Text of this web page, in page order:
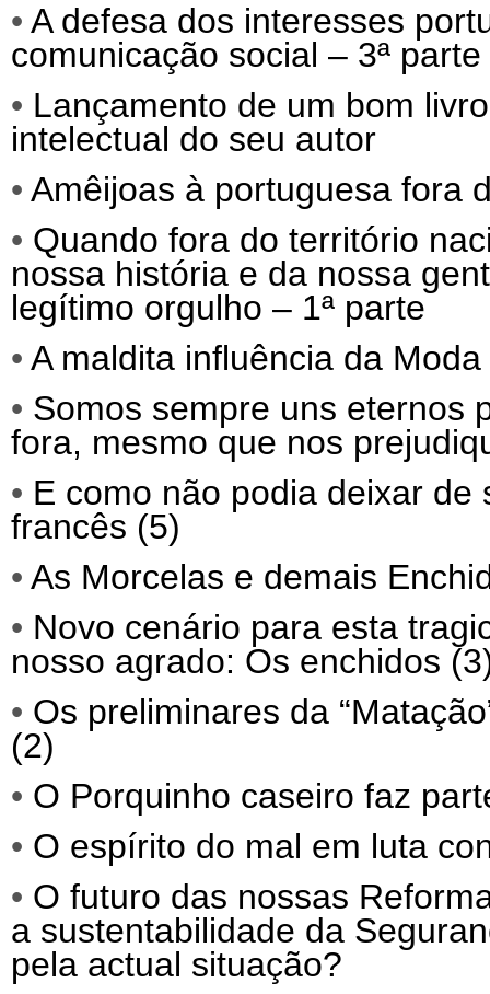
• A defesa dos interesses
comunicação social – 3ª parte
• Lançamento de um bom
intelectual do seu autor
• Amêijoas à portuguesa fora
• Quando fora do território
nossa história e da nossa
legítimo orgulho – 1ª parte
• A maldita influência da
• Somos sempre uns eternos
fora, mesmo que nos
• E como não podia deixar
francês (5)
• As Morcelas e demais
• Novo cenário para esta
nosso agrado: Os enchidos
• Os preliminares da
(2)
• O Porquinho caseiro faz
• O espírito do mal em luta
• O futuro das nossas
a sustentabilidade da
pela actual situação?